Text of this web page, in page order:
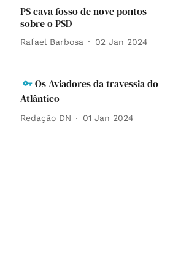
PS cava fosso de nove pontos
sobre o PSD
Rafael Barbosa 02 Jan 2024
Os Aviadores da travessia do
Atlântico
Redação DN 01 Jan 2024